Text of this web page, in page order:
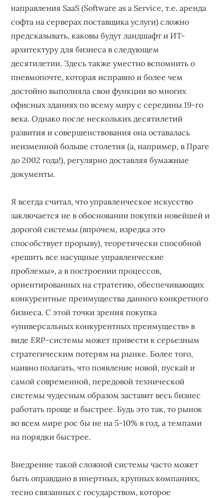
направления SaaS (Software as a Service, т.е. аренда
софта на серверах поставщика услуги) сложно
предсказывать, каковы будут ландшафт и ИТ-
архитектуру для бизнеса в следующем
десятилетии. Здесь также уместно вспомнить о
пневмопочте, которая исправно и более чем
достойно выполняла свои функции во многих
офисных зданиях по всему миру с середины 19-го
века. Однако после нескольких десятилетий
развития и совершенствования она оставалась
неизменной больше столетия (а, например, в Праге
до 2002 года!), регулярно доставляя бумажные
документы.
Я всегда считал, что управленческое искусство
заключается не в обосновании покупки новейшей и
дорогой системы (впрочем, изредка это
способствует прорыву), теоретически способной
«решить все насущные управленческие
проблемы», а в построении процессов,
ориентированных на стратегию, обеспечивающих
конкурентные преимущества данного конкретного
бизнеса. С этой точки зрения покупка
«универсальных конкурентных преимуществ» в
виде ERP-системы может привести к серьезным
стратегическим потерям на рынке. Более того,
наивно полагать, что появление новой, пускай и
самой современной, передовой технической
системы чудесным образом заставит весь бизнес
работать проще и быстрее. Будь это так, то рынок
во всем мире рос бы не на 5-10% в год, а темпами
на порядки быстрее.
Внедрение такой сложной системы часто может
быть оправдано в инертных, крупных компаниях,
тесно связанных с государством, которое